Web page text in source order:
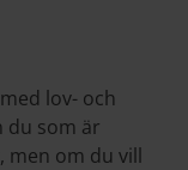
lov- och
du som är
men om du vill